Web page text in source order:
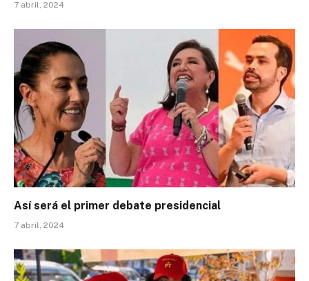
7 abril, 2024
Así será el primer debate presidencial
7 abril, 2024